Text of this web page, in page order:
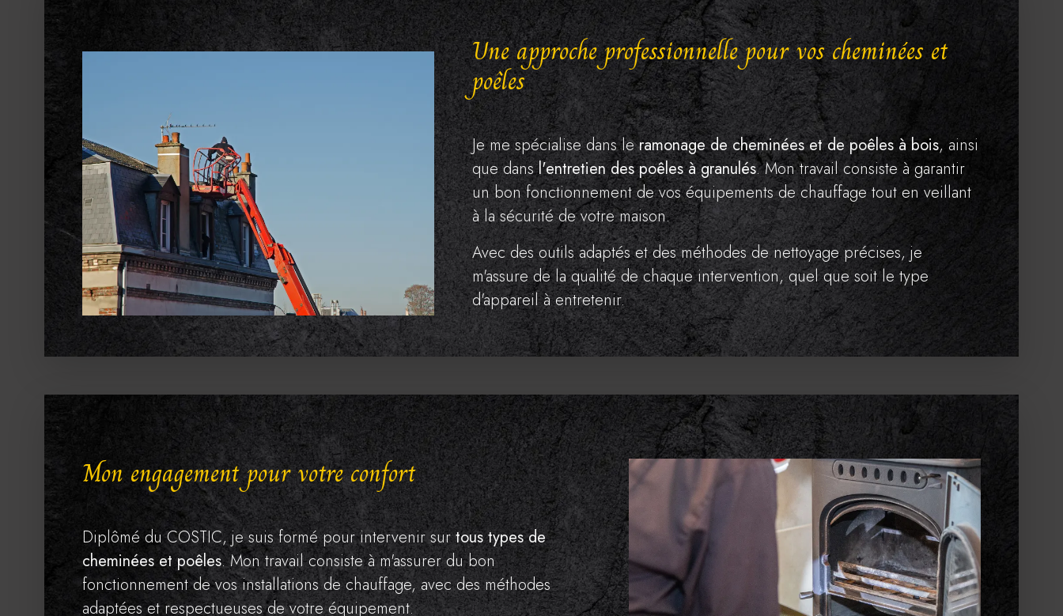
Une approche professionnelle pour vos cheminées et
poêles
Je me spécialise dans leramonage de cheminées et de poêles à bois, ainsi
que dansl'entretien des poêles à granulés. Mon travail consiste à garantir
un bon fonctionnement de vos équipements de chauffage tout en veillant
à la sécurité de votre maison.
Avec des outils adaptés et des méthodes de nettoyage précises, je
m'assure de la qualité de chaque intervention, quel que soit le type
d'appareil à entretenir.
Mon engagement pour votre confort
Diplômé du COSTIC, je suis formé pour intervenir surtous types de
cheminées et poêles. Mon travail consiste à m'assurer du bon
fonctionnement de vos installations de chauffage, avec des méthodes
adaptées et respectueuses de votre équipement.